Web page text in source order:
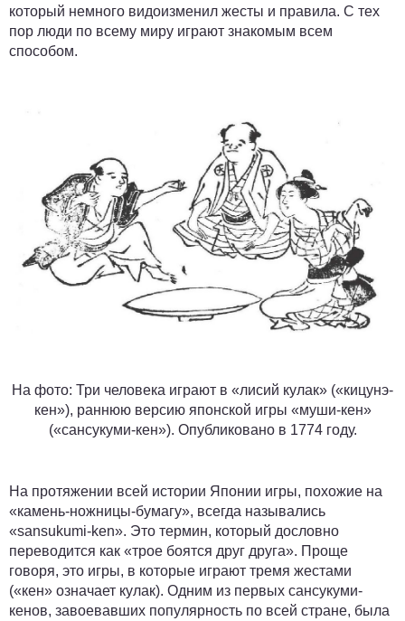
который немного видоизменил жесты и правила. С тех
пор люди по всему миру играют знакомым всем
способом.
На фото: Три человека играют в «лисий кулак» («кицунэ-
кен»), раннюю версию японской игры «муши-кен»
(«сансукуми-кен»). Опубликовано в 1774 году.
На протяжении всей истории Японии игры, похожие на
«камень-ножницы-бумагу», всегда назывались
«sansukumi-ken». Это термин, который дословно
переводится как «трое боятся друг друга». Проще
говоря, это игры, в которые играют тремя жестами
(«кен» означает кулак). Одним из первых сансукуми-
кенов, завоевавших популярность по всей стране, была